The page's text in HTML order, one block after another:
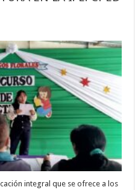
integral que se ofrece a los